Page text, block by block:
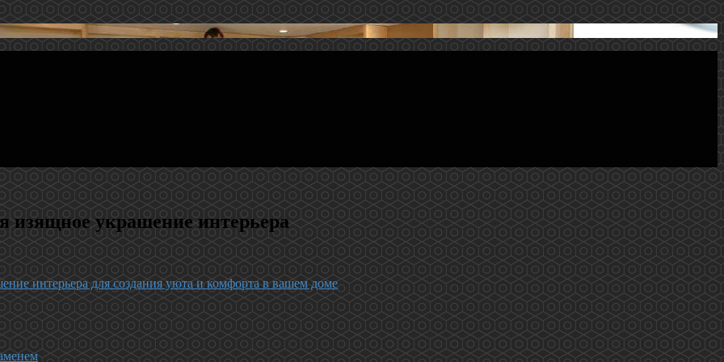
изящное украшение интерьера
интерьера для создания уюта и комфорта в вашем доме